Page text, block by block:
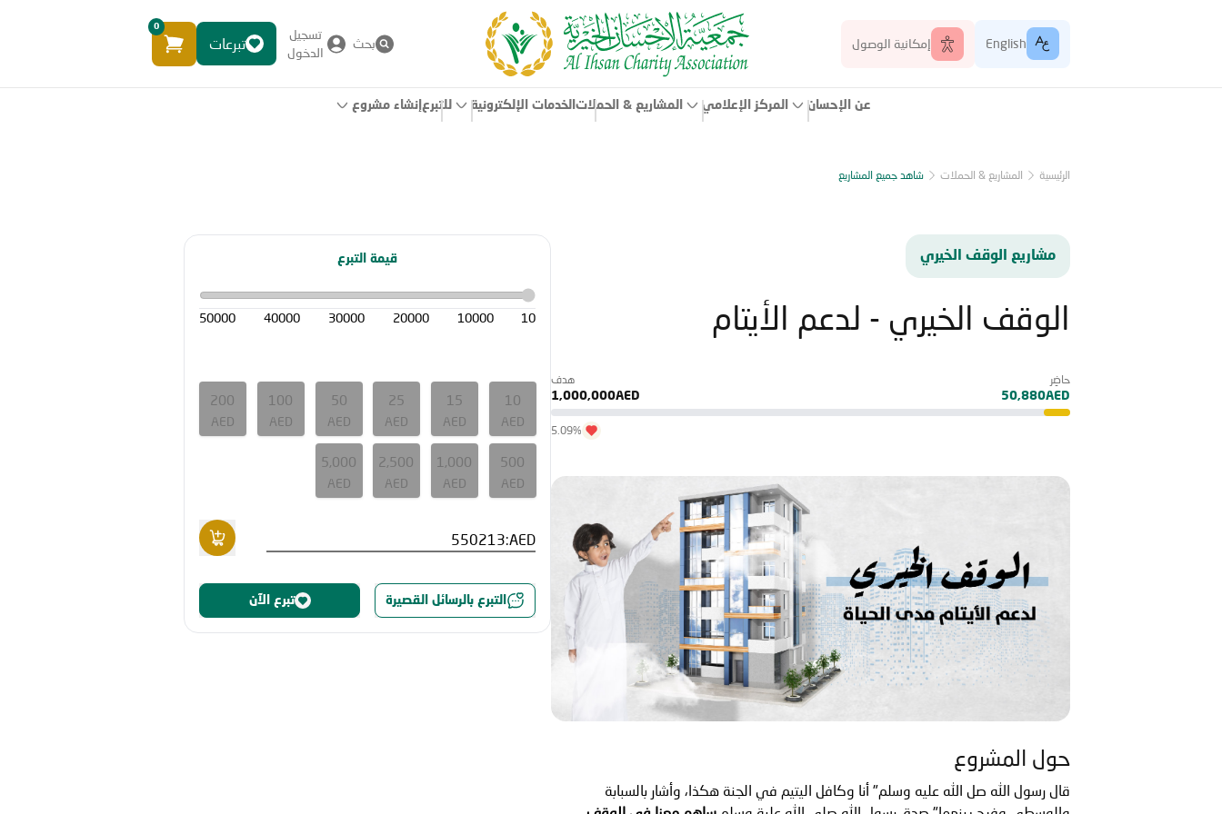
English إمكانية الوصول بحث
تسجيل
الدخول
تبرعات
0
عن الإحسان المركز الإعلامي المشاريع & الحملات الخدمات الإلكترونية للتبرع إنشاء مشروع
الرئيسية المشاريع & الحملات شاهد جميع المشاريع
مشاريع الوقف الخيري
الوقف الخيري - لدعم الأيتام
حاضِر هدف
50,880AED
1,000,000AED
5.09%
حول المشروع
قال رسول الله صل الله عليه وسلم" أنا وكافل اليتيم في الجنة هكذا، وأشار بالسبابة
قيمة التبرع
10
10000
20000
30000
40000
50000
10
AED
15
AED
25
AED
50
AED
100
AED
200
AED
500
AED
1,000
AED
2,500
AED
5,000
AED
AED:
التبرع بالرسائل القصيرة تبرع الآن